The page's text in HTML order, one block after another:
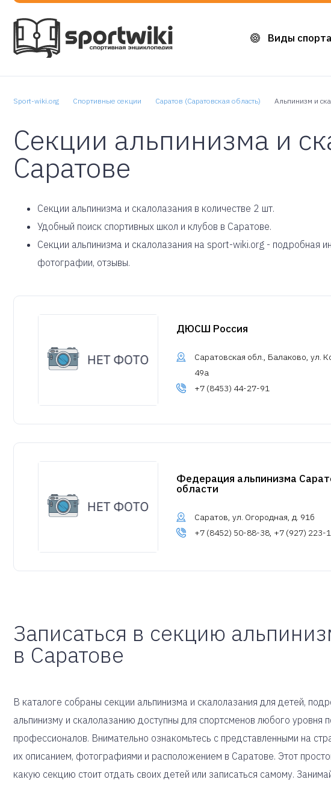
Виды спорта
Sport-wiki.org Спортивные секции Саратов (Саратовская область) Альпинизм и
Секции альпинизма и
Саратове
Cекции альпинизма и скалолазания в количестве 2 шт.
Удобный поиск спортивных школ и клубов в Саратове.
Секции альпинизма и скалолазания на sport-wiki.org - подробная
фотографии, отзывы.
ДЮСШ Россия
Саратовская обл., Балаково, ул.
49а
+7 (8453) 44-27-91
Федерация альпинизма
области
Саратов, ул. Огородная, д. 91б
+7 (8452) 50-88-38, +7 (927) 223-
Записаться в секцию
в Саратове
В каталоге собраны секции альпинизма и скалолазания для детей,
альпинизму и скалолазанию доступны для спортсменов любого уровня
профессионалов. Внимательно ознакомьтесь с представленными на
их описанием, фотографиями и расположением в Саратове. Этот
какую секцию стоит отдать своих детей или записаться самому.